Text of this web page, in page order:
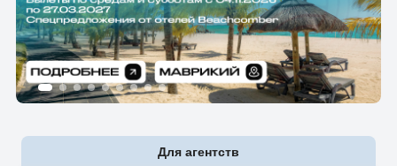
Для агентств